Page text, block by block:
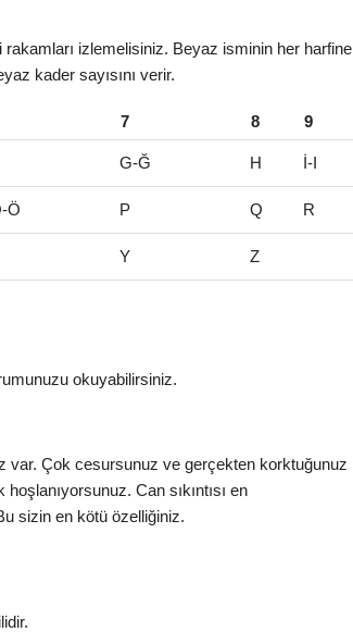
rakamları izlemelisiniz. Beyaz isminin her harfine
kader sayısını verir.
7 8 9
G-Ğ H İ-I
Ö P Q R
Y Z
okuyabilirsiniz.
var. Çok cesursunuz ve gerçekten korktuğunuz
Can sıkıntısı en
sizin en kötü özelliğiniz.